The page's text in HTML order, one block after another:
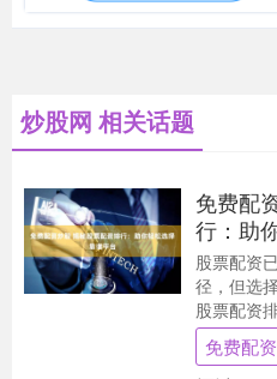
炒股网 相关话题
免费配
行：助
股票配资
径，但选
股票配资
平台： 配
制机制，
免费配